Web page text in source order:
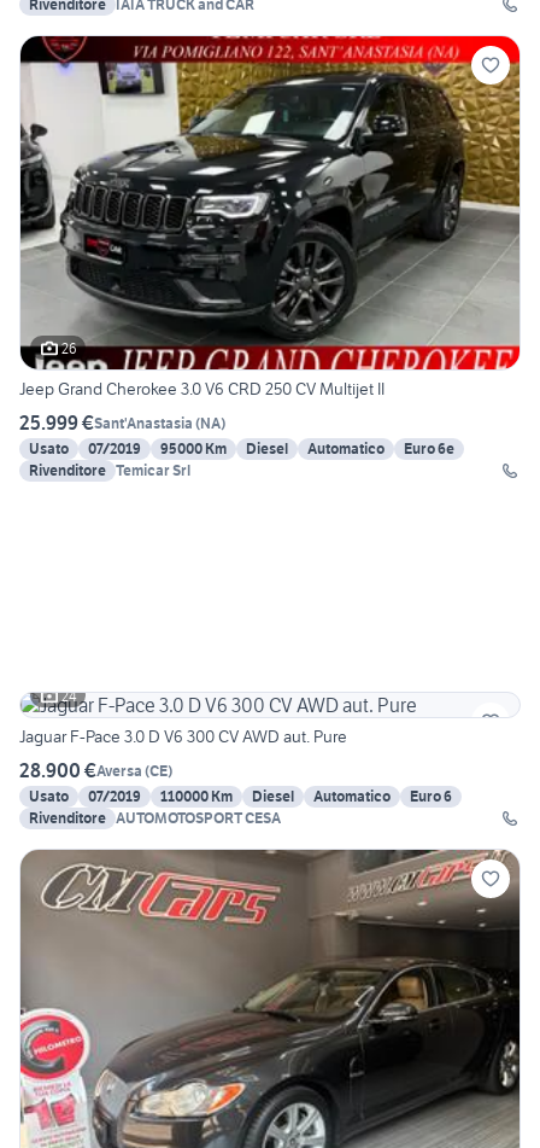
Rivenditore IAIA TRUCK and CAR
26
Jeep Grand Cherokee 3.0 V6 CRD 250 CV Multijet II
25.999 €Sant'Anastasia (NA)
Usato
07/2019 95000 Km Diesel Automatico
Euro 6e
Rivenditore Temicar Srl
24
Jaguar F-Pace 3.0 D V6 300 CV AWD aut. Pure
28.900 €Aversa (CE)
Usato
07/2019 110000 Km Diesel Automatico
Euro 6
Rivenditore AUTOMOTOSPORT CESA